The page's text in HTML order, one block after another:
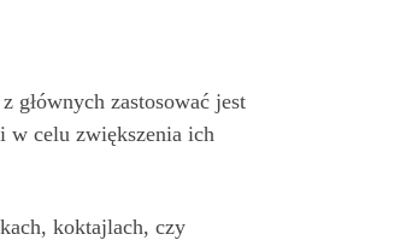
głównych zastosować jest
w celu zwiększenia ich
koktajlach, czy